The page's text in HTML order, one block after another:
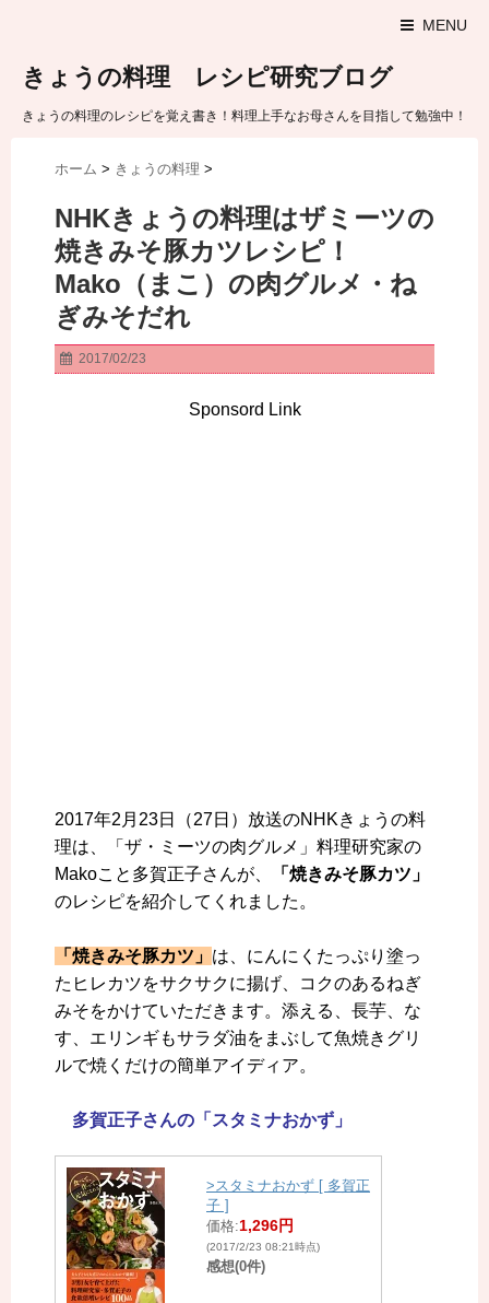
MENU
きょうの料理 レシピ研究ブログ
きょうの料理のレシピを覚え書き！料理上手なお母さんを目指して勉強中！
ホーム > きょうの料理 >
NHKきょうの料理はザミーツの
焼きみそ豚カツレシピ！
Mako（まこ）の肉グルメ・ね
ぎみそだれ
2017/02/23
Sponsord Link
2017年2月23日（27日）放送のNHKきょうの料
理は、「ザ・ミーツの肉グルメ」料理研究家の
Makoこと多賀正子さんが、
「焼きみそ豚カツ」
のレシピを紹介してくれました。
「焼きみそ豚カツ」 は、にんにくたっぷり塗っ
たヒレカツをサクサクに揚げ、コクのあるねぎ
みそをかけていただきます。添える、長芋、な
す、エリンギもサラダ油をまぶして魚焼きグリ
ルで焼くだけの簡単アイディア。
多賀正子さんの「スタミナおかず」
>スタミナおかず [ 多賀正
子 ]
価格:1,296円
(2017/2/23 08:21時点)
感想(0件)